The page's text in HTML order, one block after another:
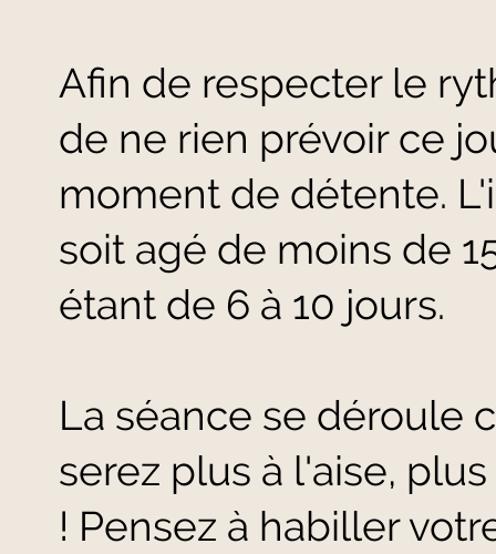
Afin de respecter le
de ne rien prévoir ce
moment de détente.
soit agé de moins de
étant de 6 à 10 jours.
La séance se déroule
serez plus à l'aise,
! Pensez à habiller